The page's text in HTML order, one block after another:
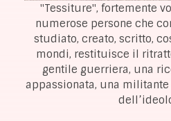
"Tessiture", fortemente
numerose persone che
studiato, creato, scritto,
mondi, restituisce il
gentile guerriera, una
appassionata, una